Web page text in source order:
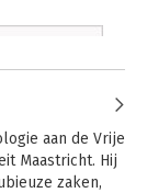
aan de Vrije
Maastricht. Hij
zaken,